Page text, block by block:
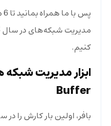
کنیم.
ابزار مدیریت شبکه
‌Buffer